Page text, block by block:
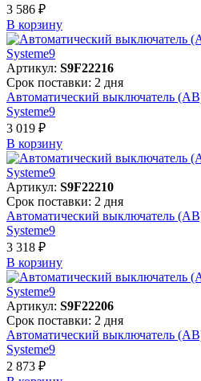
3 586 ₽
В корзинy
Артикул: S9F22216
Срок поставки: 2 дня
Автоматический выключатель
Systeme9
3 019 ₽
В корзинy
Артикул: S9F22210
Срок поставки: 2 дня
Автоматический выключатель
Systeme9
3 318 ₽
В корзинy
Артикул: S9F22206
Срок поставки: 2 дня
Автоматический выключатель
Systeme9
2 873 ₽